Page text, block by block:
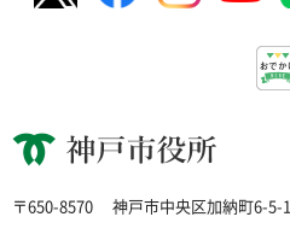
神戸市役所
〒650-8570 神戸市中央区加納町6-5-1